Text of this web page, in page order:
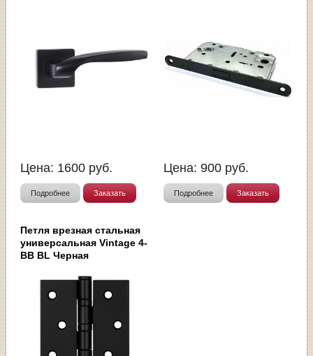
Цена: 1600 руб.
Подробнее Заказать
Цена: 900 руб.
Подробнее Заказать
Петля врезная стальная
универсальная Vintage 4-
BB BL Черная